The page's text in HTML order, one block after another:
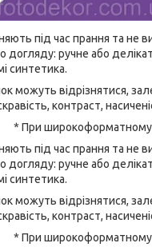
під час прання та не
догляду: ручне або
синтетика.
можуть відрізнятися,
контраст,
* При широкоформатному
під час прання та не
догляду: ручне або
синтетика.
можуть відрізнятися,
контраст,
* При широкоформатному